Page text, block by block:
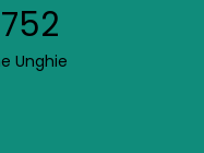
Unghie